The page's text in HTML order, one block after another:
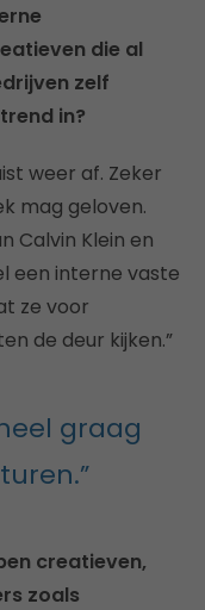
die al
zelf
in?
weer af. Zeker
mag geloven.
Calvin Klein en
een interne vaste
ze voor
de deur kijken.”
graag
creatieven,
zoals